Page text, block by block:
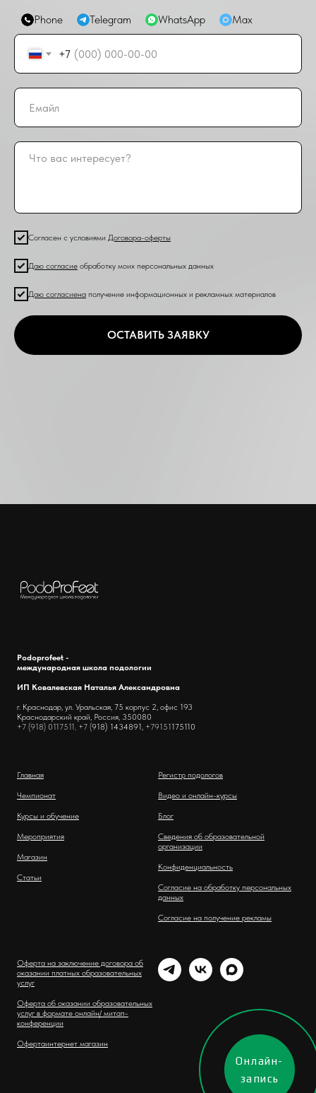
Phone Telegram WhatsApp Max
+7
Согласен с условиями Договора-оферты
Даю согласие обработку моих персональных данных
Даю согласиена получение информационных и рекламных материалов
ОСТАВИТЬ ЗАЯВКУ
Podoprofeet -
международная школа подологии
ИП Ковалевская Наталья Александровна
г. Краснодар, ул. Уральская, 75 корпус 2, офис 193
Краснодарский край, Россия, 350080
+7 (918) 0117511, +7 (918) 1434891, +79151175110
Главная
Чемпионат
Курсы и обучение
Мероприятия
Магазин
Статьи
Регистр подологов
Видео и онлайн-курсы
Блог
Сведения об образовательной
организации
Конфиденциальность
Согласие на обработку персональных
данных
Согласие на получение рекламы
Оферта на заключение договора об
оказании платных образовательных
услуг
Оферта об оказании образовательных
услуг в формате онлайн/ митап-
конференции
Офертаинтернет магазин
Онлайн-
запись